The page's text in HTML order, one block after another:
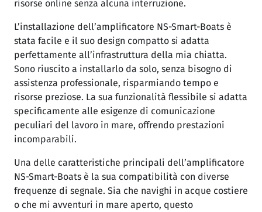
risorse online senza alcuna interruzione.
L’installazione dell’amplificatore NS-Smart-Boats è
stata facile e il suo design compatto si adatta
perfettamente all’infrastruttura della mia chiatta.
Sono riuscito a installarlo da solo, senza bisogno di
assistenza professionale, risparmiando tempo e
risorse preziose. La sua funzionalità flessibile si adatta
specificamente alle esigenze di comunicazione
peculiari del lavoro in mare, offrendo prestazioni
incomparabili.
Una delle caratteristiche principali dell’amplificatore
NS-Smart-Boats è la sua compatibilità con diverse
frequenze di segnale. Sia che navighi in acque costiere
o che mi avventuri in mare aperto, questo